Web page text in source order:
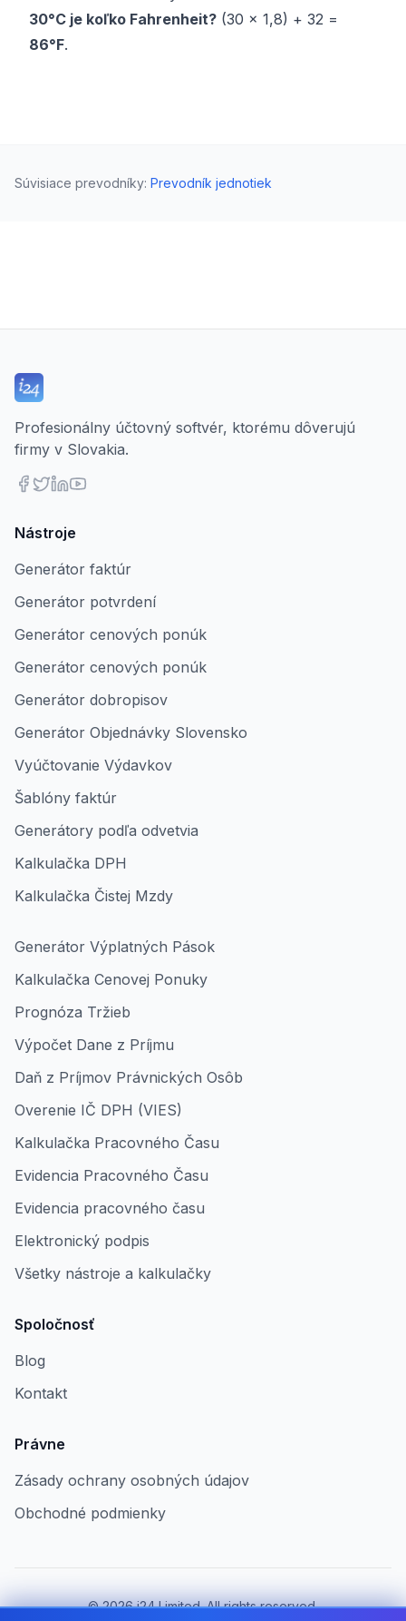
30°C je koľko Fahrenheit? (30 × 1,8) + 32 =
86°F.
Súvisiace prevodníky: Prevodník jednotiek
Profesionálny účtovný softvér, ktorému dôverujú
firmy v Slovakia.
Nástroje
Generátor faktúr
Generátor potvrdení
Generátor cenových ponúk
Generátor cenových ponúk
Generátor dobropisov
Generátor Objednávky Slovensko
Vyúčtovanie Výdavkov
Šablóny faktúr
Generátory podľa odvetvia
Kalkulačka DPH
Kalkulačka Čistej Mzdy
Generátor Výplatných Pások
Kalkulačka Cenovej Ponuky
Prognóza Tržieb
Výpočet Dane z Príjmu
Daň z Príjmov Právnických Osôb
Overenie IČ DPH (VIES)
Kalkulačka Pracovného Času
Evidencia Pracovného Času
Evidencia pracovného času
Elektronický podpis
Všetky nástroje a kalkulačky
Spoločnosť
Blog
Kontakt
Právne
Zásady ochrany osobných údajov
Obchodné podmienky
©2026i24 Limited. All rights reserved.